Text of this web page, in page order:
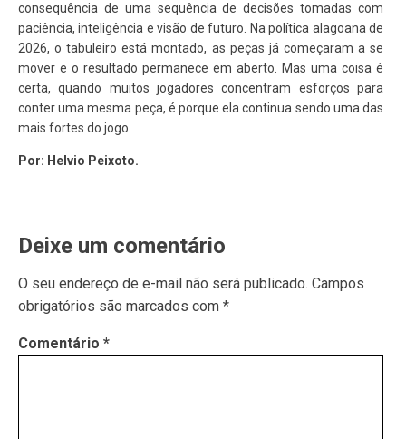
consequência de uma sequência de decisões tomadas com
paciência, inteligência e visão de futuro. Na política alagoana de
2026, o tabuleiro está montado, as peças já começaram a se
mover e o resultado permanece em aberto. Mas uma coisa é
certa, quando muitos jogadores concentram esforços para
conter uma mesma peça, é porque ela continua sendo uma das
mais fortes do jogo.
Por: Helvio Peixoto.
Deixe um comentário
O seu endereço de e-mail não será publicado. Campos
obrigatórios são marcados com *
Comentário *